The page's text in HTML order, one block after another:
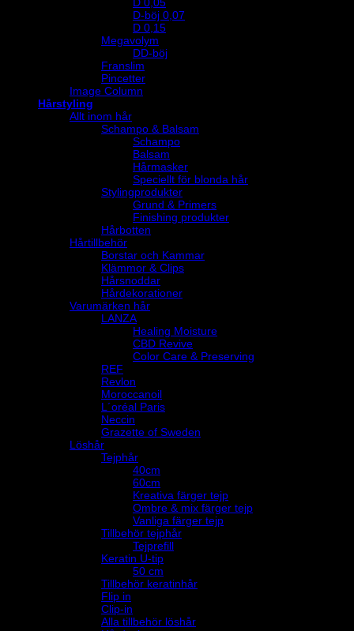
D-böj 0,07
D 0,15
Megavolym
DD-böj
Franslim
Pincetter
Image Column
Hårstyling
Allt inom hår
Schampo & Balsam
Schampo
Balsam
Hårmasker
Speciellt för blonda hår
Stylingprodukter
Grund & Primers
Finishing produkter
Hårbotten
Hårtillbehör
Borstar och Kammar
Klämmor & Clips
Hårsnoddar
Hårdekorationer
Varumärken hår
LANZA
Healing Moisture
CBD Revive
Color Care & Preserving
REF
Revlon
Moroccanoil
L´oréal Paris
Neccin
Grazette of Sweden
Löshår
Tejphår
40cm
60cm
Kreativa färger tejp
Ombre & mix färger tejp
Vanliga färger tejp
Tillbehör tejphår
Tejprefill
Keratin U-tip
50 cm
Tillbehör keratinhår
Flip in
Clip-in
Alla tillbehör löshår